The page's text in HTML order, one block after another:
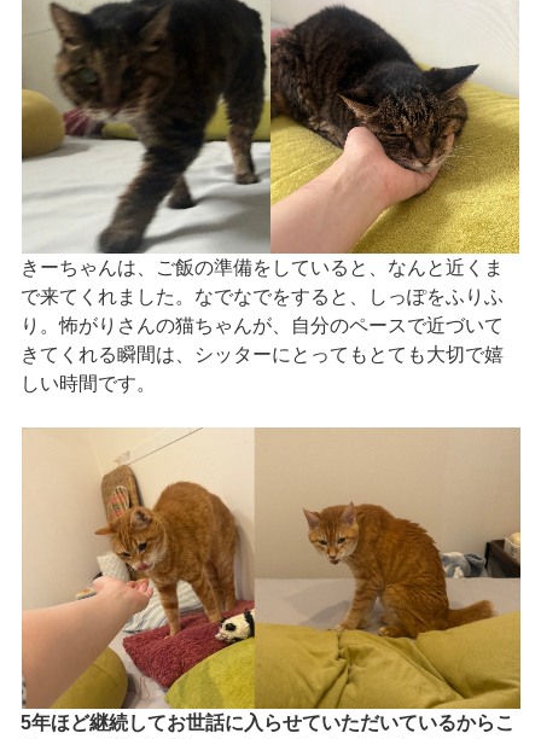
きーちゃんは、ご飯の準備をしていると、なんと近くま
で来てくれました。なでなでをすると、しっぽをふりふ
り。怖がりさんの猫ちゃんが、自分のペースで近づいて
きてくれる瞬間は、シッターにとってもとても大切で嬉
しい時間です。
5年ほど継続してお世話に入らせていただいているからこ